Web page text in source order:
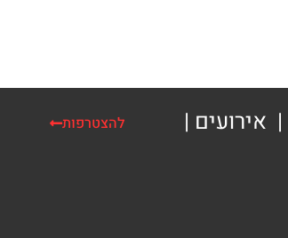
אירועים |
להצטרפות